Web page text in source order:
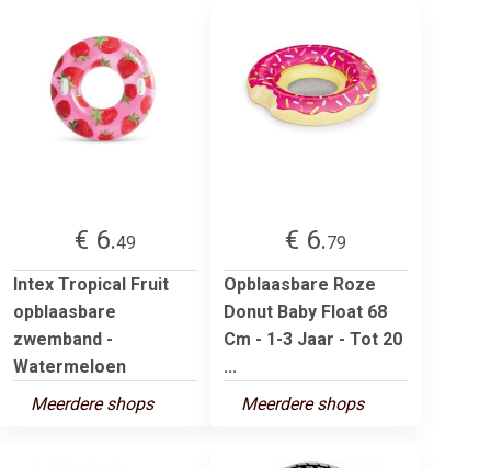
€ 6.49
Intex Tropical Fruit
opblaasbare
zwemband -
Watermeloen
Meerdere shops
€ 6.79
Opblaasbare Roze
Donut Baby Float 68
Cm - 1-3 Jaar - Tot 20
...
Meerdere shops